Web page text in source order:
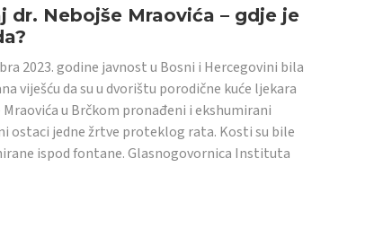
dr. Nebojše Mraovića – gdje je
2023. godine javnost u Bosni i Hercegovini bila
viješću da su u dvorištu porodične kuće ljekara
Mraovića u Brčkom pronađeni i ekshumirani
ostaci jedne žrtve proteklog rata. Kosti su bile
ispod fontane. Glasnogovornica Instituta